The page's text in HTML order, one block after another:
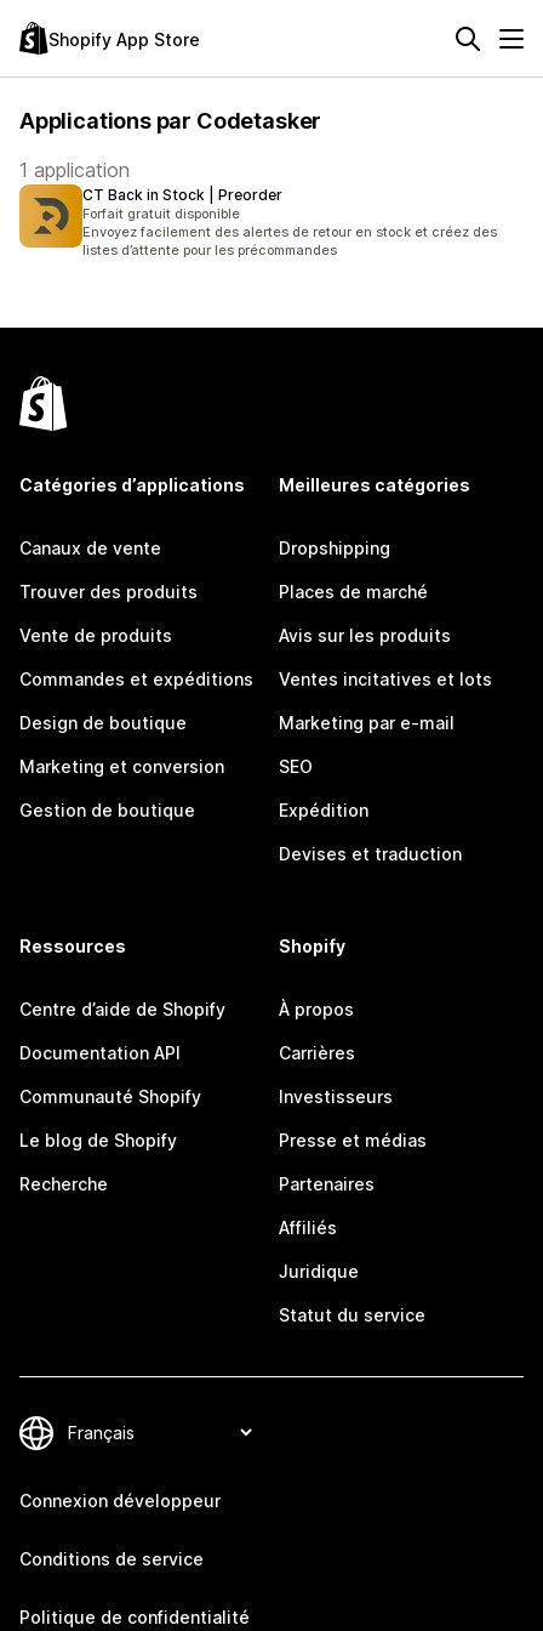
Shopify App Store
Applications par Codetasker
1 application
CT Back in Stock | Preorder
Forfait gratuit disponible
Envoyez facilement des alertes de retour en stock et créez des
listes d’attente pour les précommandes
Catégories d’applications
Canaux de vente
Trouver des produits
Vente de produits
Commandes et expéditions
Design de boutique
Marketing et conversion
Gestion de boutique
Meilleures catégories
Dropshipping
Places de marché
Avis sur les produits
Ventes incitatives et lots
Marketing par e-mail
SEO
Expédition
Devises et traduction
Ressources
Centre d’aide de Shopify
Documentation API
Communauté Shopify
Le blog de Shopify
Recherche
Shopify
À propos
Carrières
Investisseurs
Presse et médias
Partenaires
Affiliés
Juridique
Statut du service
Connexion développeur
Conditions de service
Politique de confidentialité